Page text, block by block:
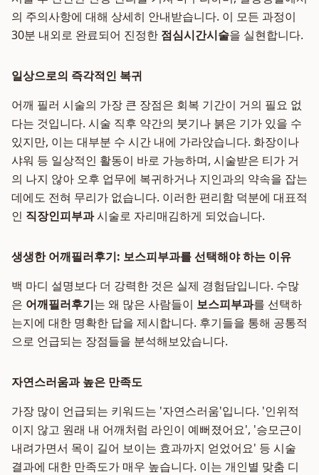
의 주의사항에 대해 상세히 안내받습니다. 이 모든 과정이
30분 내외로 완료되어 진정한 점심시간시술을 실현합니다.
일상으로의 즉각적인 복귀
어깨 필러 시술의 가장 큰 장점은 회복 기간이 거의 필요 없
다는 것입니다. 시술 직후 약간의 붓기나 붉은 기가 있을 수
있지만, 이는 대부분 수 시간 내에 가라앉습니다. 화장이나
샤워 등 일상적인 활동이 바로 가능하며, 시술받은 티가 거
의 나지 않아 오후 업무에 복귀하거나 지인과의 약속을 잡는
데에도 전혀 무리가 없습니다. 이러한 편리함 덕분에 대표적
인 직장인피부과시술로 자리매김하게 되었습니다.
생생한 어깨필러후기: 보스피부과를 선택해야 하는 이유
백 마디 설명보다 더 강력한 것은 실제 경험담입니다. 수많
은 어깨필러후기는 왜 많은 사람들이 보스피부과를 선택하
는지에 대한 명확한 답을 제시합니다. 후기들을 통해 공통적
으로 언급되는 장점들을 분석해보았습니다.
자연스러움과 높은 만족도
가장 많이 언급되는 키워드는 '자연스러움'입니다. '인위적
이지 않고 원래 내 어깨처럼 라인이 예뻐졌어요', '승모근이
내려가면서 목이 길어 보이는 효과까지 얻었어요' 등 시술
결과에 대한 만족도가 매우 높습니다. 이는 개인별 맞춤 디